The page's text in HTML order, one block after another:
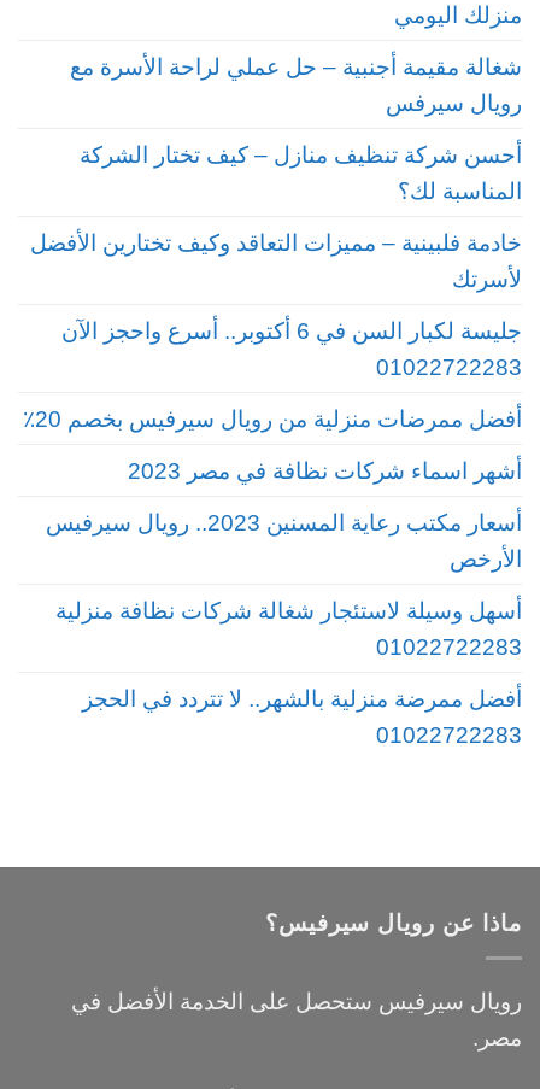
منزلك اليومي
شغالة مقيمة أجنبية – حل عملي لراحة الأسرة مع
رويال سيرفس
أحسن شركة تنظيف منازل – كيف تختار الشركة
المناسبة لك؟
خادمة فلبينية – مميزات التعاقد وكيف تختارين الأفضل
لأسرتك
جليسة لكبار السن في 6 أكتوبر.. أسرع واحجز الآن
01022722283
أفضل ممرضات منزلية من رويال سيرفيس بخصم 20٪
أشهر اسماء شركات نظافة في مصر 2023
أسعار مكتب رعاية المسنين 2023.. رويال سيرفيس
الأرخص
أسهل وسيلة لاستئجار شغالة شركات نظافة منزلية
01022722283
أفضل ممرضة منزلية بالشهر.. لا تتردد في الحجز
01022722283
ماذا عن رويال سيرفيس؟
رويال سيرفيس ستحصل على الخدمة الأفضل في
مصر.